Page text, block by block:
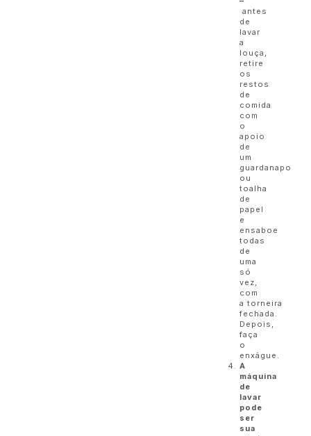
antes
de
lavar
a
louça,
retire
os
restos
de
comida
com
o
apoio
de
um
guardanapo
ou
toalha
de
papel
e
ensaboe
todas
de
uma
só
vez,
com
a torneira
fechada.
Depois,
faça
o
enxágue.
A
máquina
de
lavar
pode
ser
sua